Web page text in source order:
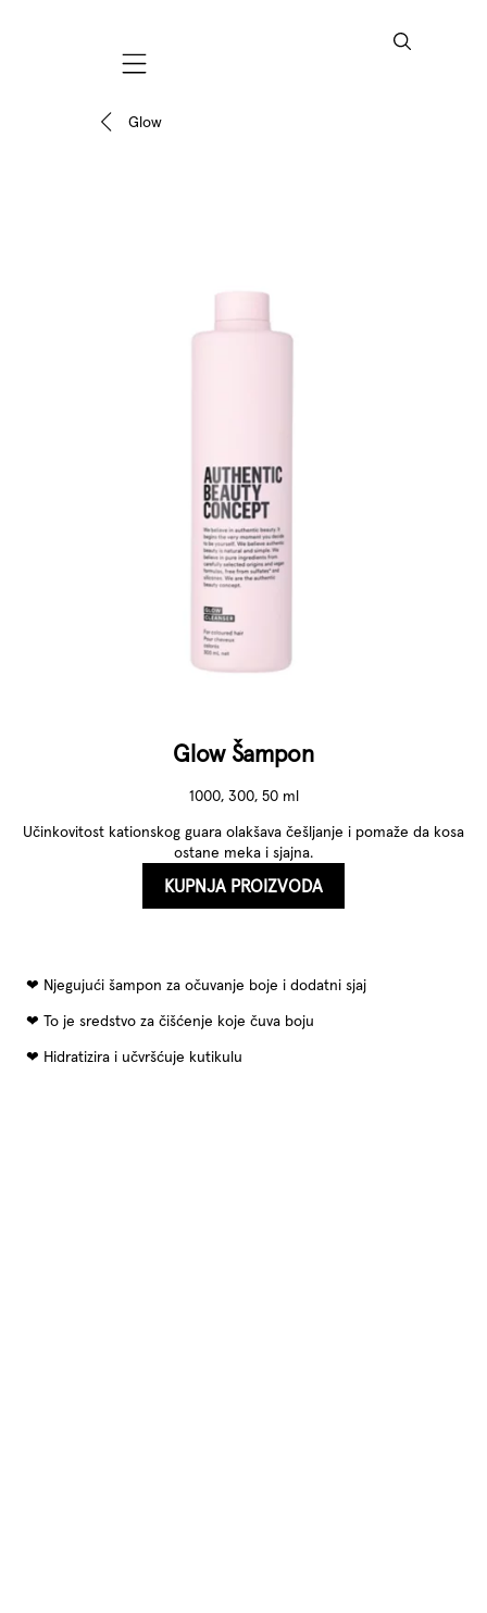
Mobile navigation
Glow
Glow Šampon
1000, 300, 50 ml
Učinkovitost kationskog guara olakšava češljanje i pomaže da kosa
ostane meka i sjajna.
KUPNJA PROIZVODA
Njegujući šampon za očuvanje boje i dodatni sjaj
To je sredstvo za čišćenje koje čuva boju
Hidratizira i učvršćuje kutikulu